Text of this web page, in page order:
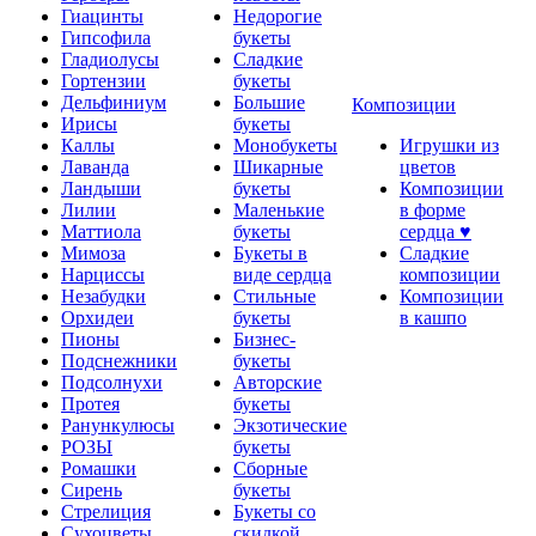
Гиацинты
Гипсофила
Гладиолусы
Гортензии
Дельфиниум
Ирисы
Каллы
Лаванда
Ландыши
Лилии
Маттиола
Мимоза
Нарциссы
Незабудки
Орхидеи
Пионы
Подснежники
Подсолнухи
Протея
Ранункулюсы
РОЗЫ
Ромашки
Сирень
Стрелиция
Недорогие
букеты
Сладкие
букеты
Большие
букеты
Монобукеты
Шикарные
букеты
Маленькие
букеты
Букеты в
виде сердца
Стильные
букеты
Бизнес-
букеты
Авторские
букеты
Экзотические
букеты
Сборные
букеты
Букеты со
Композиции
Игрушки из
цветов
Композиции
в форме
сердца ♥
Сладкие
композиции
Композиции
в кашпо